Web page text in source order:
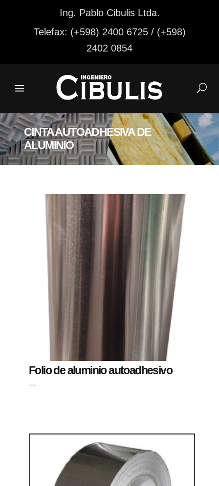
Ing. Pablo Cibulis Ltda.
Telefax: (+598) 2400 6725 / (+598)
2402 0854
CINTA AUTOADHESIVA DE
ALUMINIO
Folio de aluminio autoadhesivo